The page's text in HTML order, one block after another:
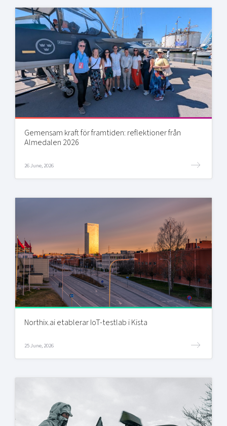
Gemensam kraft för framtiden: reflektioner från
Almedalen 2026
26 June, 2026
Northix.ai etablerar IoT-testlab i Kista
25 June, 2026